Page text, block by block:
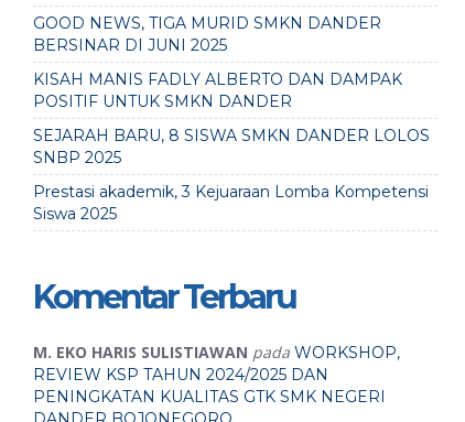
GOOD NEWS, TIGA MURID SMKN DANDER
BERSINAR DI JUNI 2025
KISAH MANIS FADLY ALBERTO DAN DAMPAK
POSITIF UNTUK SMKN DANDER
SEJARAH BARU, 8 SISWA SMKN DANDER LOLOS
SNBP 2025
Prestasi akademik, 3 Kejuaraan Lomba Kompetensi
Siswa 2025
Komentar Terbaru
M. EKO HARIS SULISTIAWAN pada WORKSHOP,
REVIEW KSP TAHUN 2024/2025 DAN
PENINGKATAN KUALITAS GTK SMK NEGERI